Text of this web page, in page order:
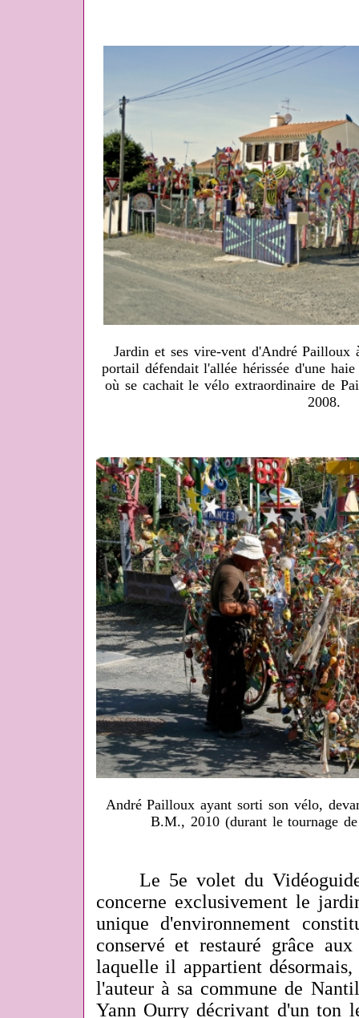
Jardin et ses vire-vent d'André Pailloux
portail défendait l'allée hérissée d'une
où se cachait le vélo extraordinaire de
2008.
André Pailloux ayant sorti son vélo,
B.M., 2010 (durant le tournage
Le 5e volet du Vidéoguide
concerne exclusivement le
unique d'environnement
conservé et restauré grâce
laquelle il appartient
l'auteur à sa commune de
Yann Ourry décrivant d'un ton